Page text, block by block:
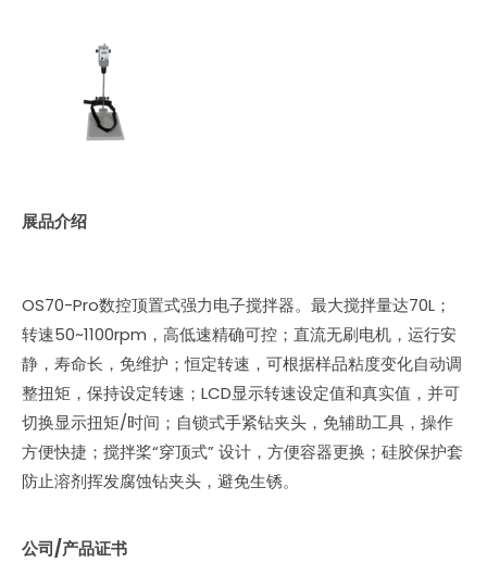
展品介绍
OS70-Pro数控顶置式强力电子搅拌器。最大搅拌量达70L；
转速50~1100rpm，高低速精确可控；直流无刷电机，运行安
静，寿命长，免维护；恒定转速，可根据样品粘度变化自动调
整扭矩，保持设定转速；LCD显示转速设定值和真实值，并可
切换显示扭矩/时间；自锁式手紧钻夹头，免辅助工具，操作
方便快捷；搅拌桨“穿顶式” 设计，方便容器更换；硅胶保护套
防止溶剂挥发腐蚀钻夹头，避免生锈。
公司/产品证书